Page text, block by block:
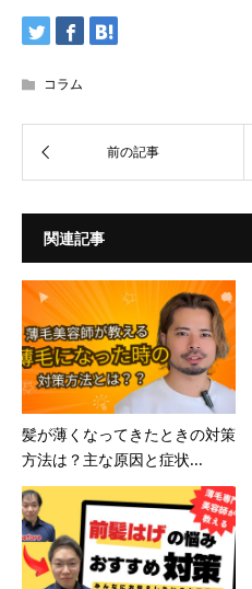
コラム
関連記事
髪が薄くなってきたときの対策
方法は？主な原因と症状...